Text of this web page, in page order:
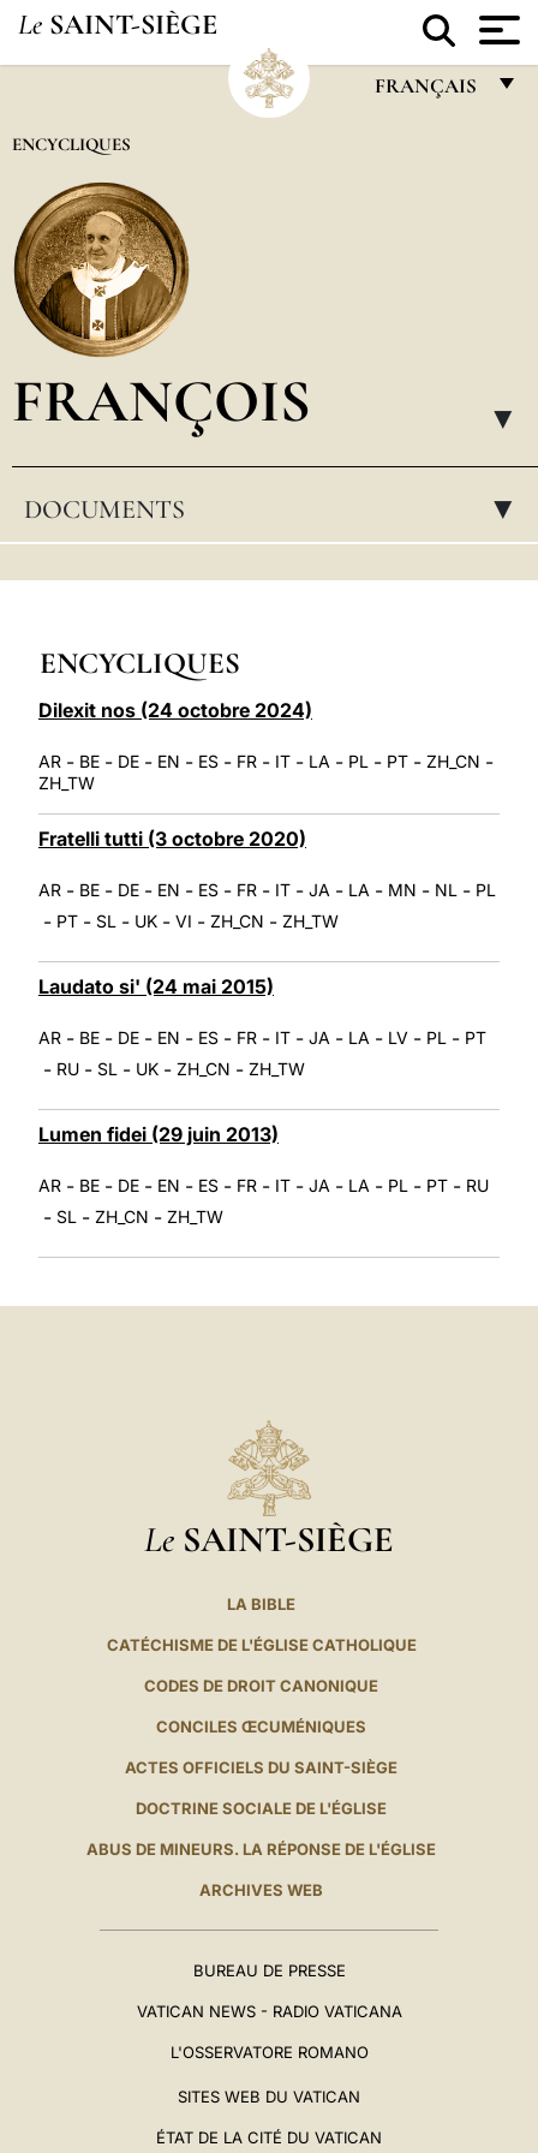
Le SAINT-SIÈGE
FRANÇAIS
العربيّة
ENCYCLIQUES
FRANÇOIS ▸
DOCUMENTS ▸
ENCYCLIQUES
Dilexit nos (24 octobre 2024)
AR - BE - DE - EN - ES - FR - IT - LA - PL - PT - ZH_CN -
ZH_TW
Fratelli tutti (3 octobre 2020)
AR - BE - DE - EN - ES - FR - IT - JA - LA - MN - NL - PL
- PT - SL - UK - VI - ZH_CN - ZH_TW
Laudato si' (24 mai 2015)
AR - BE - DE - EN - ES - FR - IT - JA - LA - LV - PL - PT
- RU - SL - UK - ZH_CN - ZH_TW
Lumen fidei (29 juin 2013)
AR - BE - DE - EN - ES - FR - IT - JA - LA - PL - PT - RU
- SL - ZH_CN - ZH_TW
Le SAINT-SIÈGE
LA BIBLE
CATÉCHISME DE L'ÉGLISE CATHOLIQUE
CODES DE DROIT CANONIQUE
CONCILES ŒCUMÉNIQUES
ACTES OFFICIELS DU SAINT-SIÈGE
DOCTRINE SOCIALE DE L'ÉGLISE
ABUS DE MINEURS. LA RÉPONSE DE L'ÉGLISE
ARCHIVES WEB
BUREAU DE PRESSE
VATICAN NEWS - RADIO VATICANA
L'OSSERVATORE ROMANO
SITES WEB DU VATICAN
ÉTAT DE LA CITÉ DU VATICAN